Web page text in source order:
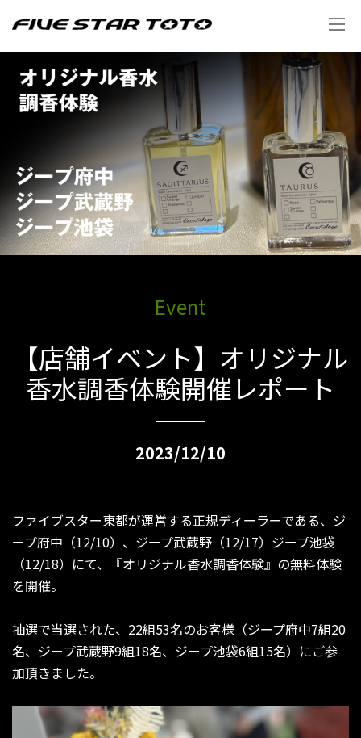
Event
【店舗イベント】オリジナル
香水調香体験開催レポート
2023/12/10
ファイブスター東都が運営する正規ディーラーである、ジ
ープ府中（12/10）、ジープ武蔵野（12/17）ジープ池袋
（12/18）にて、『オリジナル香水調香体験』の無料体験
を開催。
抽選で当選された、22組53名のお客様（ジープ府中7組20
名、ジープ武蔵野9組18名、ジープ池袋6組15名）にご参
加頂きました。